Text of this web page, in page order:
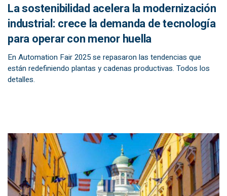
La sostenibilidad acelera la modernización
industrial: crece la demanda de tecnología
para operar con menor huella
En Automation Fair 2025 se repasaron las tendencias que
están redefiniendo plantas y cadenas productivas. Todos los
detalles.